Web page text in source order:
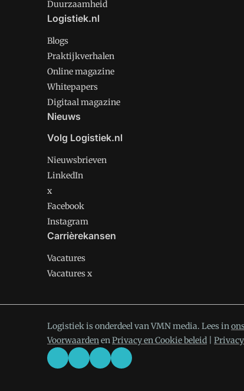
Duurzaamheid
Logistiek.nl
Blogs
Praktijkverhalen
Online magazine
Whitepapers
Digitaal magazine
Nieuws
Volg Logistiek.nl
Nieuwsbrieven
LinkedIn
x
Facebook
Instagram
Carrièrekansen
Vacatures
Vacatures x
Logistiek is onderdeel van VMN media. Lees in
VoorwaardenenPrivacy en Cookie beleid